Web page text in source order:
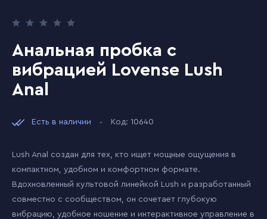
Анальная пробка с
вибрацией Lovense Lush
Anal
Есть в наличии Код: 10640
Lush Anal создан для тех, кто ищет мощные ощущения в
компактном, удобном и комфортном формате.
Вдохновленный культовой линейкой Lush и разработанный
совместно с сообществом, он сочетает глубокую
вибрацию, удобное ношение и интерактивное управление в